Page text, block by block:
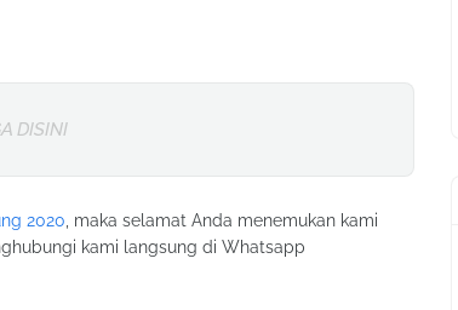
DISINI
2020 , maka selamat Anda menemukan kami
kami langsung di Whatsapp